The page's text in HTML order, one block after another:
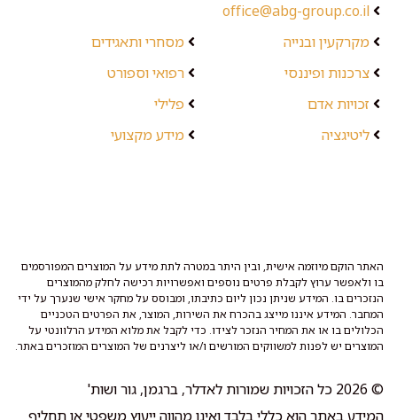
office@abg-group.co.il
מקרקעין ובנייה
צרכנות ופיננסי
זכויות אדם
ליטיגציה
מסחרי ותאגידים
רפואי וספורט
פלילי
מידע מקצועי
האתר הוקם מיוזמה אישית, ובין היתר במטרה לתת מידע על המוצרים המפורסמים
בו ולאפשר ערוץ לקבלת פרטים נוספים ואפשרויות רכישה לחלק מהמוצרים
הנזכרים בו. המידע שניתן נכון ליום כתיבתו, ומבוסס על מחקר אישי שנערך על ידי
המחבר. המידע איננו מייצג בהכרח את השירות, המוצר, את הפרטים הטכניים
הכלולים בו או את המחיר הנזכר לצידו. כדי לקבל את מלוא המידע הרלוונטי על
המוצרים יש לפנות למשווקים המורשים ו/או ליצרנים של המוצרים המוזכרים באתר.
© 2026 כל הזכויות שמורות לאדלר, ברגמן, גור ושות'
המידע באתר הוא כללי בלבד ואינו מהווה ייעוץ משפטי או תחליף